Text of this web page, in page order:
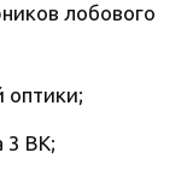
лобового
оптики;
3 BK;